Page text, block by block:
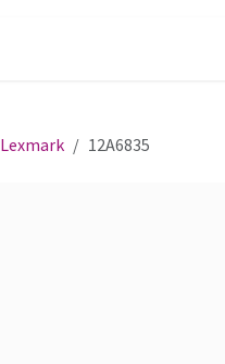
Lexmark 12A6835